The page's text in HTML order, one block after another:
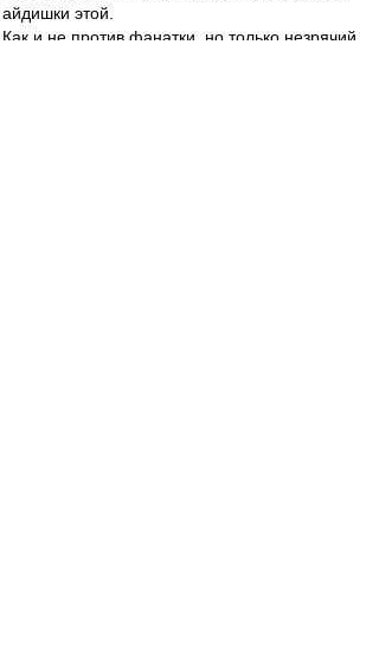
айдишки этой.
Как и не против фанатки, но только незрячий